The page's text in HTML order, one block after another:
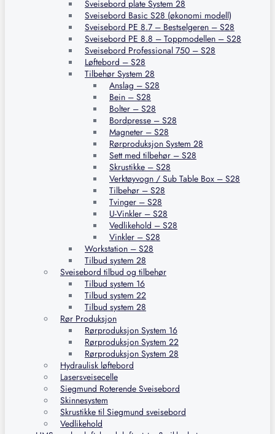
Sveisebord plate System 28
Sveisebord Basic S28 (økonomi modell)
Sveisebord PE 8.7 – Bestselgeren – S28
Sveisebord PE 8.8 – Toppmodellen – S28
Sveisebord Professional 750 – S28
Løftebord – S28
Tilbehør System 28
Anslag – S28
Bein – S28
Bolter – S28
Bordpresse – S28
Magneter – S28
Rørproduksjon System 28
Sett med tilbehør – S28
Skrustikke – S28
Verktøyvogn / Sub Table Box – S28
Tilbehør – S28
Tvinger – S28
U-Vinkler – S28
Vedlikehold – S28
Vinkler – S28
Workstation – S28
Tilbud system 28
Sveisebord tilbud og tilbehør
Tilbud system 16
Tilbud system 22
Tilbud system 28
Rør Produksjon
Rørproduksjon System 16
Rørproduksjon System 22
Rørproduksjon System 28
Hydraulisk løftebord
Lasersveisecelle
Siegmund Roterende Sveisebord
Skinnesystem
Skrustikke til Siegmund sveisebord
Vedlikehold